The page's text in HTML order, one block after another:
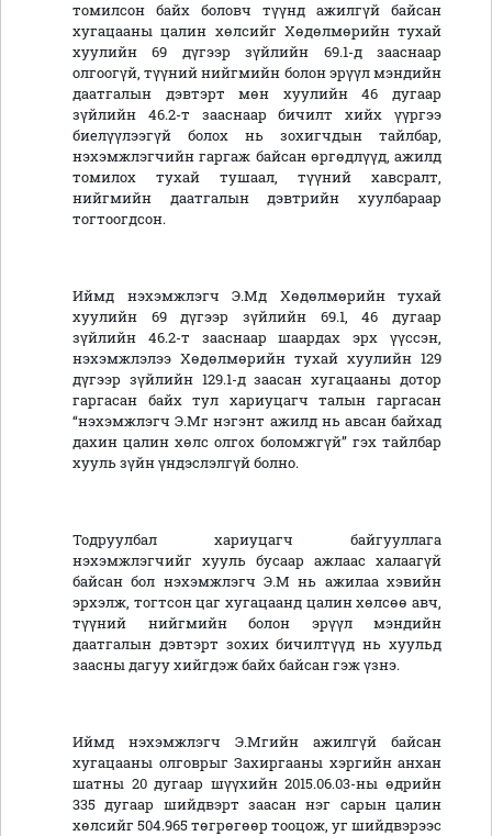
томилсон байх боловч түүнд ажилгүй байсан
хугацааны цалин хөлсийг Хөдөлмөрийн тухай
хуулийн 69 дүгээр зүйлийн 69.1-д зааснаар
олгоогүй, түүний нийгмийн болон эрүүл мэндийн
даатгалын дэвтэрт мөн хуулийн 46 дугаар
зүйлийн 46.2-т зааснаар бичилт хийх үүргээ
биелүүлээгүй болох нь зохигчдын тайлбар,
нэхэмжлэгчийн гаргаж байсан өргөдлүүд, ажилд
томилох тухай тушаал, түүний хавсралт,
нийгмийн даатгалын дэвтрийн хуулбараар
тогтоогдсон.
Иймд нэхэмжлэгч Э.Мд Хөдөлмөрийн тухай
хуулийн 69 дүгээр зүйлийн 69.1, 46 дугаар
зүйлийн 46.2-т зааснаар шаардах эрх үүссэн,
нэхэмжлэлээ Хөдөлмөрийн тухай хуулийн 129
дүгээр зүйлийн 129.1-д заасан хугацааны дотор
гаргасан байх тул хариуцагч талын гаргасан
“нэхэмжлэгч Э.Мг нэгэнт ажилд нь авсан байхад
дахин цалин хөлс олгох боломжгүй” гэх тайлбар
хууль зүйн үндэслэлгүй болно.
Тодруулбал хариуцагч байгууллага
нэхэмжлэгчийг хууль бусаар ажлаас халаагүй
байсан бол нэхэмжлэгч Э.М нь ажилаа хэвийн
эрхэлж, тогтсон цаг хугацаанд цалин хөлсөө авч,
түүний нийгмийн болон эрүүл мэндийн
даатгалын дэвтэрт зохих бичилтүүд нь хуульд
заасны дагуу хийгдэж байх байсан гэж үзнэ.
Иймд нэхэмжлэгч Э.Мгийн ажилгүй байсан
хугацааны олговрыг Захиргааны хэргийн анхан
шатны 20 дугаар шүүхийн 2015.06.03-ны өдрийн
335 дугаар шийдвэрт заасан нэг сарын цалин
хөлсийг 504.965 төгрөгөөр тооцож, уг шийдвэрээс